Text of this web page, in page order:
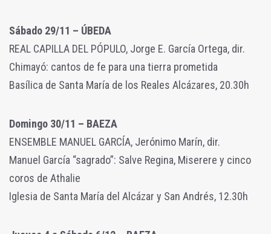
Sábado 29/11 – ÚBEDA
REAL CAPILLA DEL PÓPULO, Jorge E. García Ortega, dir.
Chimayó: cantos de fe para una tierra prometida
Basílica de Santa María de los Reales Alcázares, 20.30h
Domingo 30/11 – BAEZA
ENSEMBLE MANUEL GARCÍA, Jerónimo Marín, dir.
Manuel García “sagrado”: Salve Regina, Miserere y cinco
coros de Athalie
Iglesia de Santa María del Alcázar y San Andrés, 12.30h